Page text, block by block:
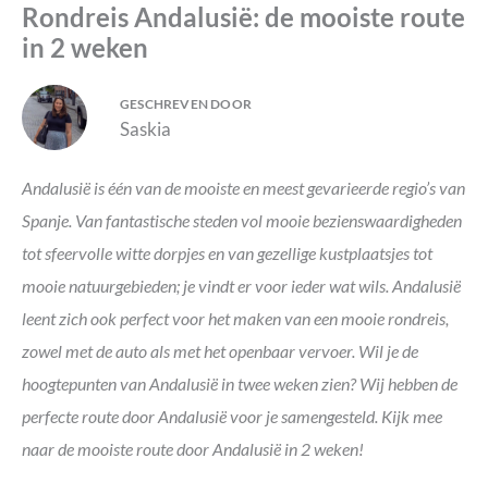
Rondreis Andalusië: de mooiste route
in 2 weken
Andalusië is één van de mooiste en meest gevarieerde regio’s van
Spanje. Van fantastische steden vol mooie bezienswaardigheden
tot sfeervolle witte dorpjes en van gezellige kustplaatsjes tot
mooie natuurgebieden; je vindt er voor ieder wat wils. Andalusië
leent zich ook perfect voor het maken van een mooie rondreis,
zowel met de auto als met het openbaar vervoer. Wil je de
hoogtepunten van Andalusië in twee weken zien? Wij hebben de
perfecte route door Andalusië voor je samengesteld. Kijk mee
naar de mooiste route door Andalusië in 2 weken!
GESCHREVEN DOOR
Saskia